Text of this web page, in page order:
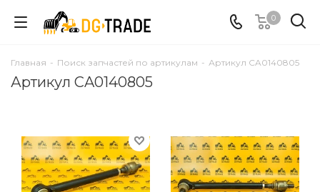
0
Главная - Поиск запчастей по артикулам - Артикул CA0140805
Артикул CA0140805